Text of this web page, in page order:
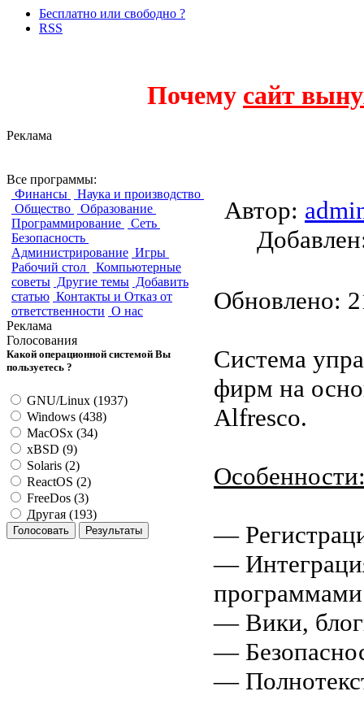
Бесплатно или свободно ?
RSS
Почему сайт
Реклама
Все программы:
Финансы
Наука и производство
Общество
Образование
Программирование
Сеть
Безопасность
Администрирование Игры
Рабочий стол
Компьютерные
советы Другие темы Добавить
статью Контакты и Отказ от
ответственности О нас
Реклама
Голосования
Какой операционной системой Вы
пользуетесь ?
GNU/Linux (1937)
Windows (438)
MacOSx (34)
xBSD (9)
Solaris (2)
ReactOS (2)
FreeDos (3)
Другая (193)
Автор:
Обновлено:
Система
фирм на
Alfresco.
—
—
— Вики,
—
—